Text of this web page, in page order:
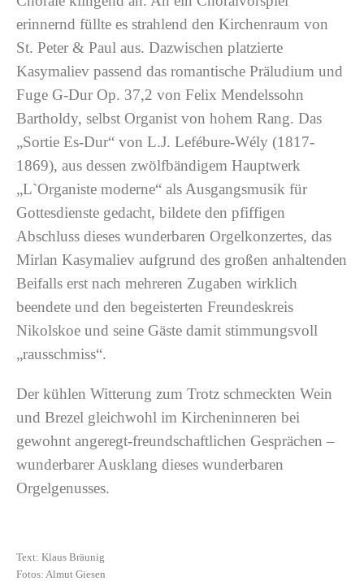
erinnernd füllte es strahlend den Kirchenraum von
St. Peter & Paul aus. Dazwischen platzierte
Kasymaliev passend das romantische Präludium und
Fuge G-Dur Op. 37,2 von Felix Mendelssohn
Bartholdy, selbst Organist von hohem Rang. Das
„Sortie Es-Dur“ von L.J. Lefébure-Wély (1817-
1869), aus dessen zwölfbändigem Hauptwerk
„L`Organiste moderne“ als Ausgangsmusik für
Gottesdienste gedacht, bildete den pfiffigen
Abschluss dieses wunderbaren Orgelkonzertes, das
Mirlan Kasymaliev aufgrund des großen anhaltenden
Beifalls erst nach mehreren Zugaben wirklich
beendete und den begeisterten Freundeskreis
Nikolskoe und seine Gäste damit stimmungsvoll
„rausschmiss“.
Der kühlen Witterung zum Trotz schmeckten Wein
und Brezel gleichwohl im Kircheninneren bei
gewohnt angeregt-freundschaftlichen Gesprächen –
wunderbarer Ausklang dieses wunderbaren
Orgelgenusses.
Text: Klaus Bräunig
Fotos: Almut Giesen